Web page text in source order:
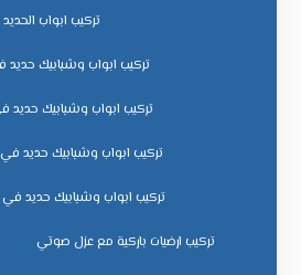
تركيب ابواب الحديد
تركيب ابواب وشبابيك حديد
تركيب ابواب وشبابيك حديد
تركيب ابواب وشبابيك حديد في
تركيب ابواب وشبابيك حديد
تركيب ارضيات باركية مع عزل صوتي